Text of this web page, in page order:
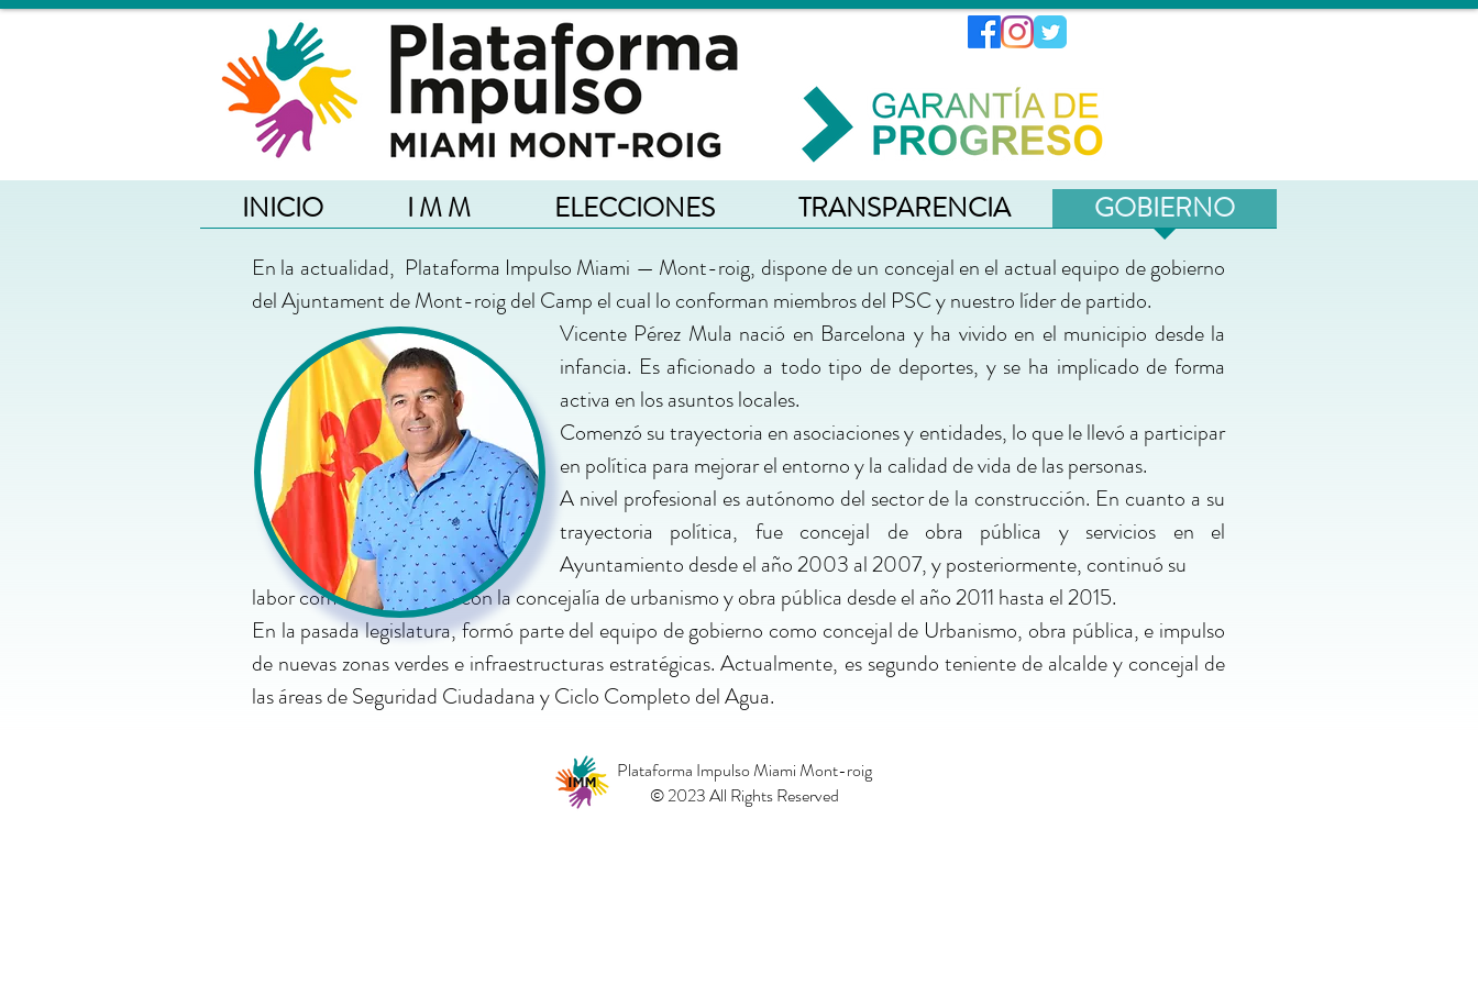
En la actualidad, Plataforma Impulso Miami — Mont-roig, dispone de un concejal en el actual equipo de gobierno
del Ajuntament de Mont-roig del Camp el cual lo conforman miembros del PSC y nuestro líder de partido.
Vicente Pérez Mula nació en Barcelona y ha vivido en el municipio desde la
infancia. Es aficionado a todo tipo de deportes, y se ha implicado de forma
activa en los asuntos locales.
Comenzó su trayectoria en asociaciones y entidades, lo que le llevó a participar
en política para mejorar el entorno y la calidad de vida de las personas.
A nivel profesional es autónomo del sector de la construcción. En cuanto a su
trayectoria política, fue concejal de obra pública y servicios en el
Ayuntamiento desde el año 2003 al 2007, y posteriormente, continuó su
labor como cargo electo con la concejalía de urbanismo y obra pública desde el año 2011 hasta el 2015.
En la pasada legislatura, formó parte del equipo de gobierno como concejal de Urbanismo, obra pública, e impulso
de nuevas zonas verdes e infraestructuras estratégicas.Actualmente, es segundo teniente de alcalde y concejal de
las áreas de Seguridad Ciudadana y Ciclo Completo del Agua.
INICIO I M M ELECCIONES TRANSPARENCIA GOBIERNO
Plataforma Impulso Miami Mont-roig
© 2023 All Rights Reserved